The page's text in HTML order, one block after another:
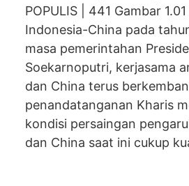
POPULIS | 441 Gambar
Indonesia-China pada
masa pemerintahan
Soekarnoputri, kerjasama
dan China terus
penandatanganan Kharis
kondisi persaingan
dan China saat ini cukup